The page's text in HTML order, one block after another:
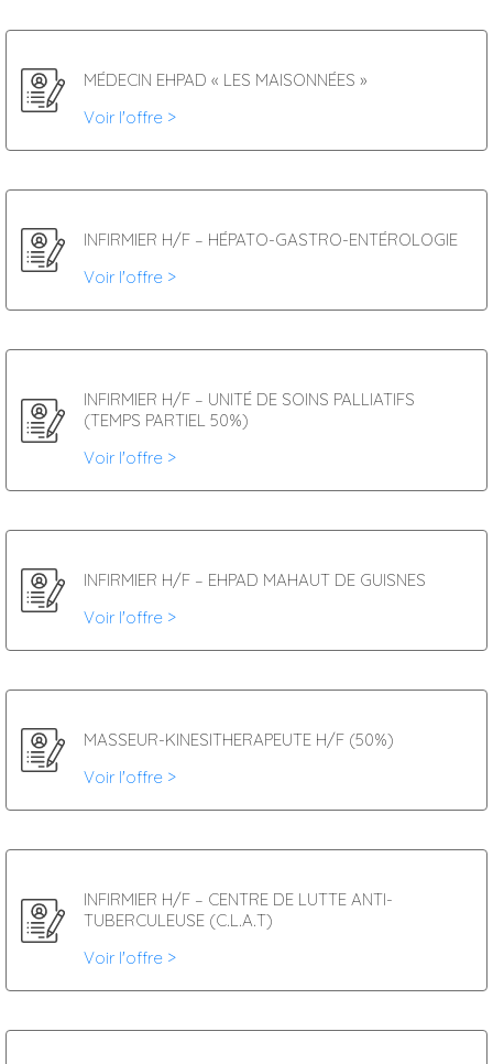
MÉDECIN EHPAD « LES MAISONNÉES »
Voir l'offre >
INFIRMIER H/F – HÉPATO-GASTRO-ENTÉROLOGIE
Voir l'offre >
INFIRMIER H/F – UNITÉ DE SOINS PALLIATIFS
(TEMPS PARTIEL 50%)
Voir l'offre >
INFIRMIER H/F – EHPAD MAHAUT DE GUISNES
Voir l'offre >
MASSEUR-KINESITHERAPEUTE H/F (50%)
Voir l'offre >
INFIRMIER H/F – CENTRE DE LUTTE ANTI-
TUBERCULEUSE (C.L.A.T)
Voir l'offre >